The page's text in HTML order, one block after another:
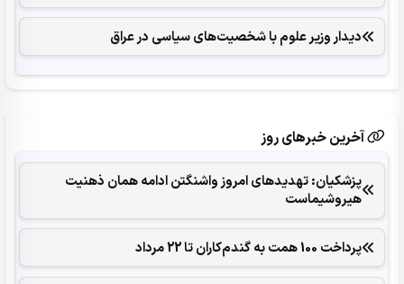
دیدار وزیر علوم با شخصیت‌های سیاسی در عراق
آخرین خبرهای روز
پزشکیان: تهدیدهای امروز واشنگتن ادامه همان ذهنیت
هیروشیماست
پرداخت 100 همت به گندم‌کاران تا 22 مرداد